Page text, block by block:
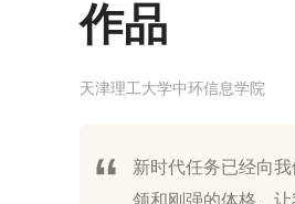
作品
天津理工大学中环信息学院
新时代任务已经向
领和刚强的体格。